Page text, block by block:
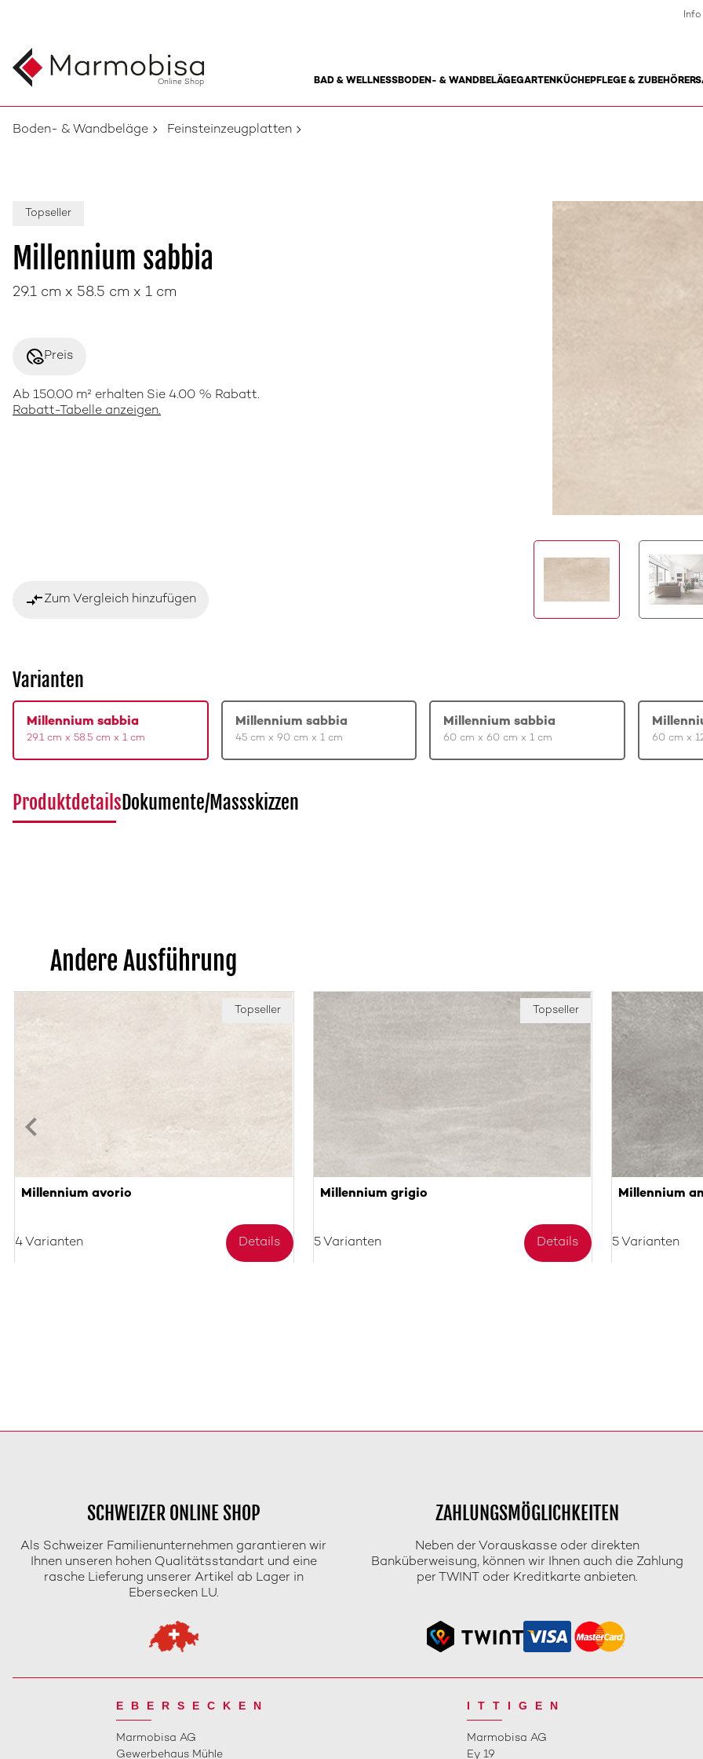
Online Shop BAD & WELLNESSBODEN- & WANDBELÄGEGARTENKÜCHEPFLEGE & ZUBEHÖR
Info
Boden- & Wandbeläge Feinsteinzeugplatten
Topseller
Millennium sabbia
29.1 cm x 58.5 cm x 1 cm
disabled_visiblePreis
Ab 150.00 m² erhalten Sie 4.00 % Rabatt.
Rabatt-Tabelle anzeigen.
compare_arrowsZum Vergleich hinzufügen
Varianten
Millennium sabbia
29.1 cm x 58.5 cm x 1 cm
Millennium sabbia
45 cm x 90 cm x 1 cm
Millennium sabbia
60 cm x 60 cm x 1 cm 60 cm x
ProduktdetailsDokumente/Massskizzen
Andere Ausführung
Topseller
Millennium avorio
4 Varianten Details
Topseller
Millennium grigio
5 Varianten Details
Millennium
5 Varianten
SCHWEIZER ONLINE SHOP
Als Schweizer Familienunternehmen garantieren wir
Ihnen unseren hohen Qualitätsstandart und eine
rasche Lieferung unserer Artikel ab Lager in
Ebersecken LU.
ZAHLUNGSMÖGLICHKEITEN
Neben der Vorauskasse oder direkten
Banküberweisung, können wir Ihnen auch die Zahlung
per TWINT oder Kreditkarte anbieten.
EBERSECKEN
Marmobisa AG
Gewerbehaus Mühle
ITTIGEN
Marmobisa AG
Ey 19